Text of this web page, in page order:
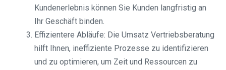
Kundenerlebnis können Sie Kunden langfristig an
Ihr Geschäft binden.
Effizientere Abläufe: Die Umsatz Vertriebsberatung
hilft Ihnen, ineffiziente Prozesse zu identifizieren
und zu optimieren, um Zeit und Ressourcen zu